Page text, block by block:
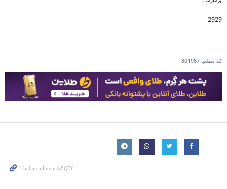
2929
کد مطلب801987